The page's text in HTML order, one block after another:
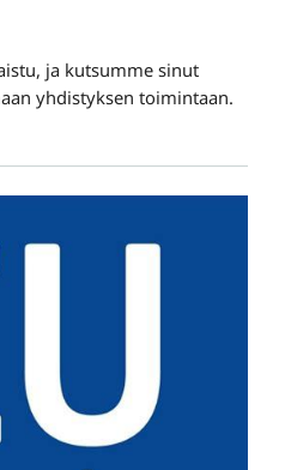
ja kutsumme sinut
yhdistyksen toimintaan.